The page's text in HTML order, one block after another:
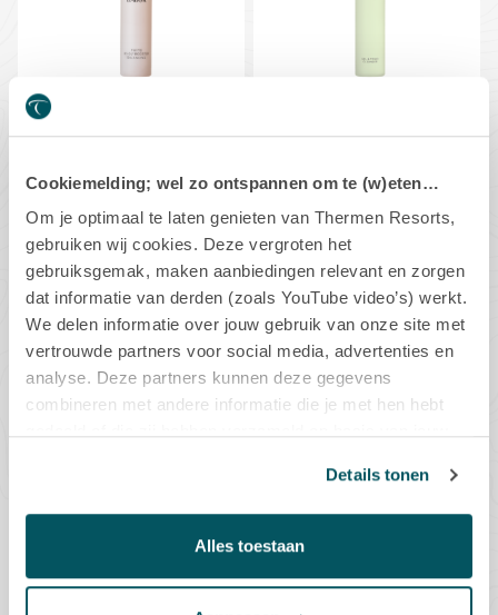
Cookiemelding; wel zo ontspannen om te (w)eten…
Om je optimaal te laten genieten van Thermen Resorts,
gebruiken wij cookies. Deze vergroten het
gebruiksgemak, maken aanbiedingen relevant en zorgen
dat informatie van derden (zoals YouTube video’s) werkt.
We delen informatie over jouw gebruik van onze site met
vertrouwde partners voor social media, advertenties en
analyse. Deze partners kunnen deze gegevens
combineren met andere informatie die je met hen hebt
Details tonen
Alles toestaan
BABOR CLEANSING
BABOR Cleansing Phyto
Verhelderende plantaardige essence
€24,90
IN WINKELMAND
BABOR Cleansing Gel &
2-in-1 olievrije reinigingsgel en
€24,90
IN WINKELMAND
BABOR CLEANSING BABOR CLEANSING